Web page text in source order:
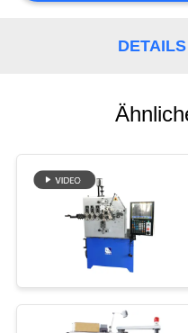
SIE EIN
PRIVACY
POLICY